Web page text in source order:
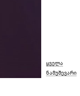
ყველა
ნამუშევარი